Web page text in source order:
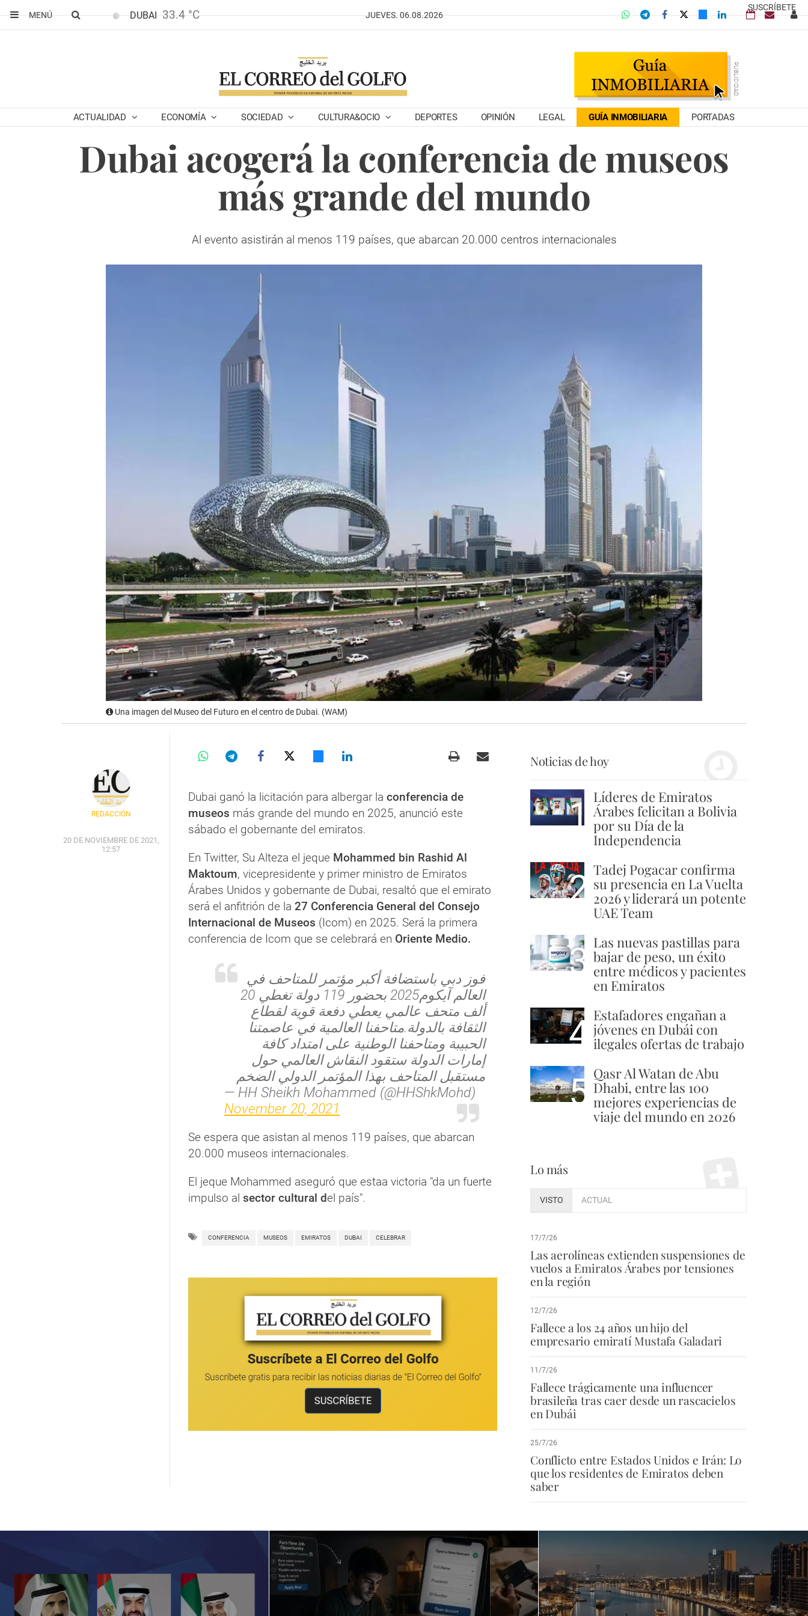
SUSCRÍBETE
MENÚ
DUBAI 33.4 °C JUEVES. 06.08.2026
ACTUALIDAD ECONOMÍA SOCIEDAD CULTURA&OCIO DEPORTES OPINIÓN LEGAL GUÍA INMOBILIARIA PORTADAS
Dubai acogerá la conferencia de museos
más grande del mundo
Al evento asistirán al menos 119 países, que abarcan 20.000 centros internacionales
Una imagen del Museo del Futuro en el centro de Dubai. (WAM)
REDACCIÓN
20 DE NOVIEMBRE DE 2021,
12:57
Dubai ganó la licitación para albergar la conferencia de
museos más grande del mundo en 2025, anunció este
sábado el gobernante del emiratos.
En Twitter, Su Alteza el jeque Mohammed bin Rashid Al
Maktoum, vicepresidente y primer ministro de Emiratos
Árabes Unidos y gobernante de Dubai, resaltó que el emirato
será el anfitrión de la 27 Conferencia General del Consejo
Internacional de Museos (Icom) en 2025. Será la primera
conferencia de Icom que se celebrará en Oriente Medio.
فوز دبي باستضافة أكبر مؤتمر للمتاحف في
العالم آيكوم2025 بحضور 119 دولة تغطي 20
ألف متحف عالمي يعطي دفعة قوية لقطاع
الثقافة بالدولة.متاحفنا العالمية في عاصمتنا
الحبيبة ومتاحفنا الوطنية على امتداد كافة
إمارات الدولة ستقود النقاش العالمي حول
مستقبل المتاحف بهذا المؤتمر الدولي الضخم
— HH Sheikh Mohammed (@HHShkMohd)
November 20, 2021
Se espera que asistan al menos 119 países, que abarcan
20.000 museos internacionales.
El jeque Mohammed aseguró que estaa victoria "da un fuerte
impulso al sector cultural del país".
CONFERENCIA MUSEOS EMIRATOS DUBAI CELEBRAR
Noticias de hoy
1 Líderes de Emiratos
Árabes felicitan a Bolivia
por su Día de la
Independencia
2 Tadej Pogacar confirma
su presencia en La Vuelta
2026 y liderará un potente
UAE Team
3 Las nuevas pastillas para
bajar de peso, un éxito
entre médicos y pacientes
en Emiratos
4 Estafadores engañan a
jóvenes en Dubái con
ilegales ofertas de trabajo
5 Qasr Al Watan de Abu
Dhabi, entre las 100
mejores experiencias de
viaje del mundo en 2026
Lo más
VISTO ACTUAL
17/7/26
Las aerolíneas extienden suspensiones de
vuelos a Emiratos Árabes por tensiones
en la región
12/7/26
Fallece a los 24 años un hijo del
empresario emiratí Mustafa Galadari
11/7/26
Fallece trágicamente una influencer
brasileña tras caer desde un rascacielos
en Dubái
25/7/26
Conflicto entre Estados Unidos e Irán: Lo
que los residentes de Emiratos deben
saber